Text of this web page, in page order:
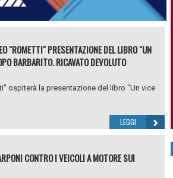
"ROMETTI" PRESENTAZIONE DEL LIBRO "UN
BARBARITO. RICAVATO DEVOLUTO
ospiterà la presentazione del libro "Un vice
LEGGI
CONTRO I VEICOLI A MOTORE SUI